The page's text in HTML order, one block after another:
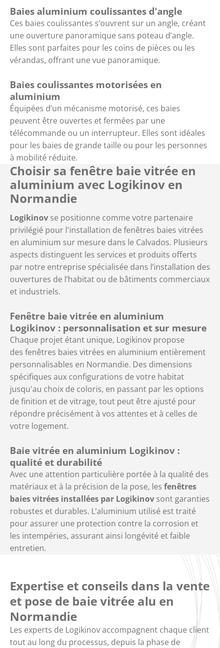
Baies aluminium coulissantes d'angle
Ces baies coulissantes s’ouvrent sur un angle, créant
une ouverture panoramique sans poteau d’angle.
Elles sont parfaites pour les coins de pièces ou les
vérandas, offrant une vue panoramique.
Baies coulissantes motorisées en
aluminium
Équipées d’un mécanisme motorisé, ces baies
peuvent être ouvertes et fermées par une
télécommande ou un interrupteur. Elles sont idéales
pour les baies de grande taille ou pour les personnes
à mobilité réduite.
Choisir sa fenêtre baie vitrée en
aluminium avec Logikinov en
Normandie
Logikinov se positionne comme votre partenaire
privilégié pour l'installation de fenêtres baies vitrées
en aluminium sur mesure dans le Calvados. Plusieurs
aspects distinguent les services et produits offerts
par notre entreprise spécialisée dans l’installation des
ouvertures de l’habitat ou de bâtiments commerciaux
et industriels.
Fenêtre baie vitrée en aluminium
Logikinov : personnalisation et sur mesure
Chaque projet étant unique, Logikinov propose
des fenêtres baies vitrées en aluminium entièrement
personnalisables en Normandie. Des dimensions
spécifiques aux configurations de votre habitat
jusqu'au choix de coloris, en passant par les options
de finition et de vitrage, tout peut être ajusté pour
répondre précisément à vos attentes et à celles de
votre logement.
Baie vitrée en aluminium Logikinov :
qualité et durabilité
Avec une attention particulière portée à la qualité des
matériaux et à la précision de la pose, les fenêtres
baies vitrées installées par Logikinov sont garanties
robustes et durables. L’aluminium utilisé est traité
pour assurer une protection contre la corrosion et
les intempéries, assurant ainsi longévité et faible
entretien.
Expertise et conseils dans la vente
et pose de baie vitrée alu en
Normandie
Les experts de Logikinov accompagnent chaque client
tout au long du processus, depuis la phase de